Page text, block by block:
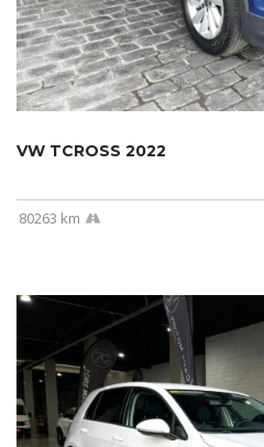
VW TCROSS 2022
80263 km